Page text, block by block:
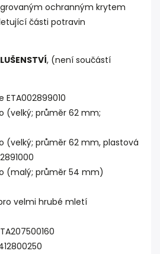
ochranným krytem
části potravin
, (není součástí
ETA002899010
(velký; průměr 62 mm;
(velký; průměr 62 mm, plastová
(malý; průměr 54 mm)
velmi hrubé mletí